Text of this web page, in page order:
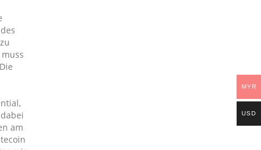
am
MYR
USD